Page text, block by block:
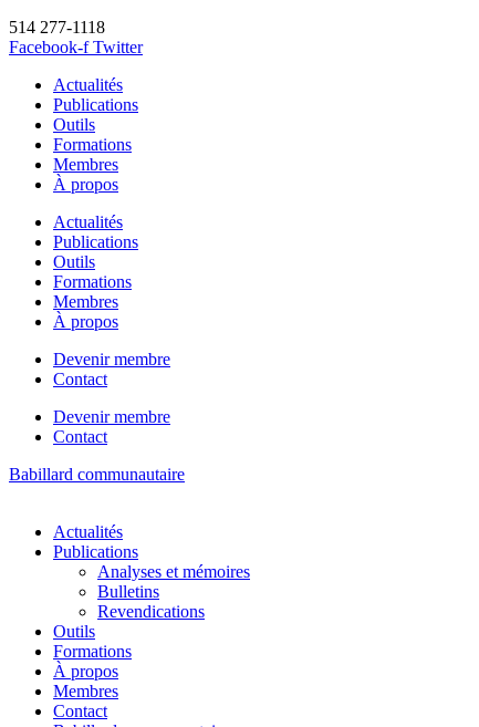
514 277-1118
Facebook-f Twitter
Actualités
Publications
Outils
Formations
Membres
À propos
Actualités
Publications
Outils
Formations
Membres
À propos
Devenir membre
Contact
Devenir membre
Contact
Babillard communautaire
Actualités
Publications
Analyses et mémoires
Bulletins
Revendications
Outils
Formations
À propos
Membres
Contact